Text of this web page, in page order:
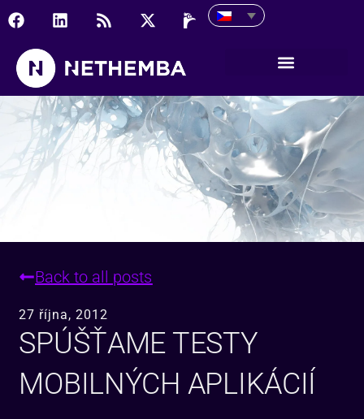
Spúšťame testy
Back to all posts
27 října, 2012
SPÚŠŤAME TESTY
MOBILNÝCH APLIKÁCIÍ